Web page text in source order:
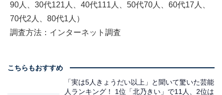
90人、30代121人、40代111人、50代70人、60代17人、
70代2人、80代1人）
調査方法：インターネット調査
こちらもおすすめ
「実は5人きょうだい以上」と聞いて驚いた芸能
人ランキング！ 1位「北乃きい」で11人、2位は